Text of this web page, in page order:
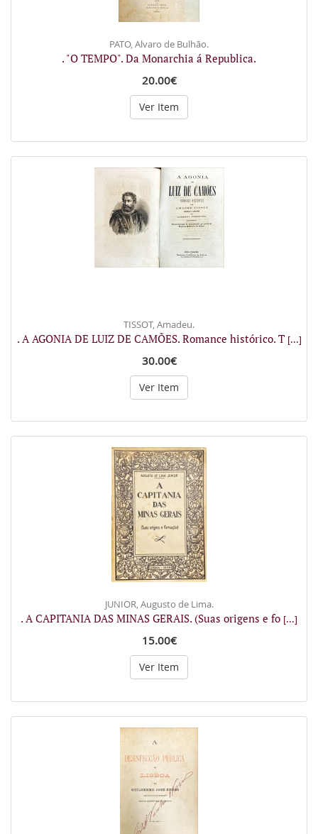
PATO, Alvaro de Bulhão.
. "O TEMPO". Da Monarchia á Republica.
20.00€
Ver Item
TISSOT, Amadeu.
. A AGONIA DE LUIZ DE CAMÕES. Romance histórico. T [...]
30.00€
Ver Item
JUNIOR, Augusto de Lima.
. A CAPITANIA DAS MINAS GERAIS. (Suas origens e fo [...]
15.00€
Ver Item